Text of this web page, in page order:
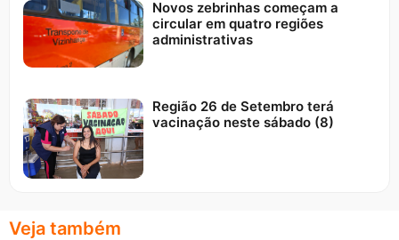
Novos zebrinhas começam a
circular em quatro regiões
administrativas
Região 26 de Setembro terá
vacinação neste sábado (8)
Veja também